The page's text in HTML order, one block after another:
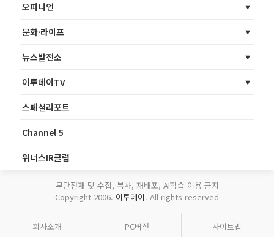
오피니언
문화·라이프
뉴스발전소
이투데이TV
스페셜리포트
Channel 5
위너스IR클럽
무단전재 및 수집, 복사, 재배포, AI학습 이용 금지
Copyright 2006. 이투데이. All rights reserved
회사소개 PC버전 사이트맵